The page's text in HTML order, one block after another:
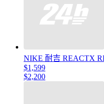
NIKE 耐吉 REACTX
$1,599
$2,200